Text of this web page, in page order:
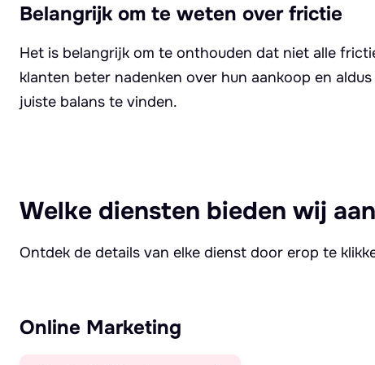
Belangrijk om te weten over frictie
Het is belangrijk om te onthouden dat niet alle
klanten beter nadenken over hun aankoop en
juiste balans te vinden.
Welke diensten bieden wij
Ontdek de details van elke dienst door erop te
Online Marketing